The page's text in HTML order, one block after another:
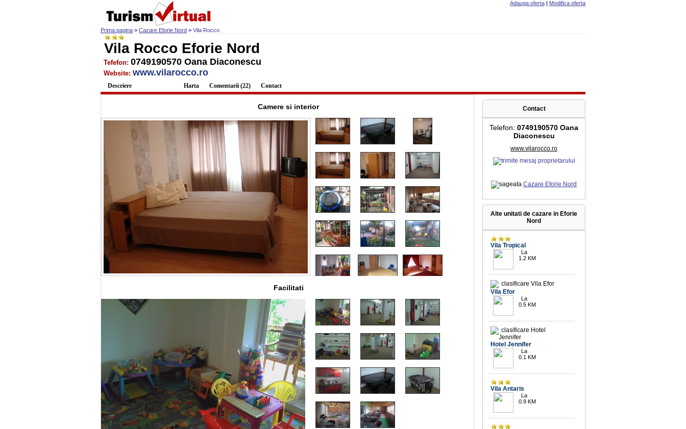
Prima pagina > Cazare Eforie Nord > Vila Rocco
Adauga oferta | Modifica oferta
Vila Rocco Eforie Nord
Tefefon: 0749190570 Oana Diaconescu
Website: www.vilarocco.ro
Descriere Harta Comentarii (22) Contact
Camere si interior
Facilitati
Contact
Telefon: 0749190570 Oana
Diaconescu
www.vilarocco.ro
Cazare Eforie Nord
Alte unitati de cazare in Eforie
Nord
Vila Tropical
La
1.2 KM
Vila Efor
La
0.5 KM
Hotel Jennifer
La
0.1 KM
Vila Antaris
La
0.9 KM